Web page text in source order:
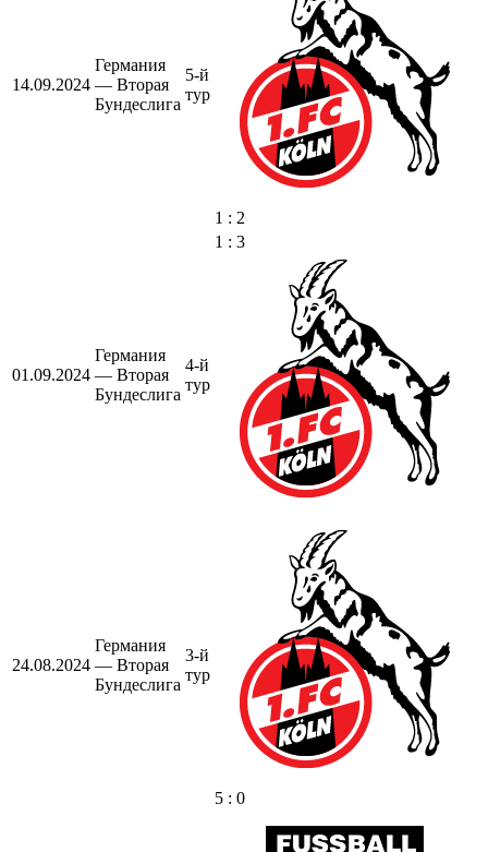
14.09.2024
Германия
— Вторая
Бундеслига
5-й
тур
1 : 2
01.09.2024
Германия
— Вторая
Бундеслига
4-й
тур
1 : 3
24.08.2024
Германия
— Вторая
Бундеслига
3-й
тур
5 : 0